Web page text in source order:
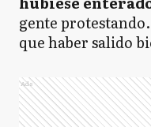
gente
que haber salido
Ads